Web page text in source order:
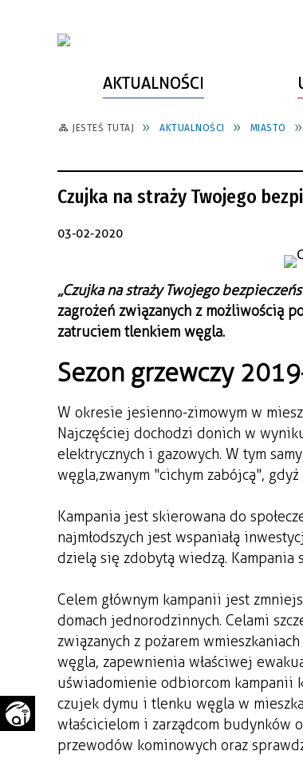
AKTUALNOŚCI
WŁADZE MIASTA
URZĄD STANU CYWILNEGO
RADA MIEJSKA
STRATEGIE, PLANY, PROGRAMY
FUNDUSZE ZEWNĘTRZNE
INFORMACJE O MIEŚCIE
PARTNERZY, NGO
JEDNOSTKI MIEJSKIE
INWESTYCJE MIEJSKIE
POWIATOWY LIDER
PRZEDSIĘBIORCZOŚCI
WAŻNE TELEFONY
GAZETA SAMORZĄDOWA
"PSZOW.PL"
SPORT
SZLAKI TURYSTYCZNE
ZABYTKI
ZAŁATW SPRAWĘ
BEZPIECZEŃSTWO
ZWIERZĘTA W GMINIE
INFORMATOR
KOMUNIKACJA I TRANSPORT
PRZESTRZENNE
JESTEŚ TUTAJ AKTUALNOŚCI MIASTO
Czujka na straży Twojego
03-02-2020
„Czujka na straży Twojego
zagrożeń związanych z możliwością
zatruciem tlenkiem węgla.
Sezon grzewczy
W okresie jesienno-zimowym w
Najczęściej dochodzi do nich w
elektrycznych i gazowych. W tym
węgla, zwanym "cichym zabójcą",
Kampania jest skierowana do
najmłodszych jest wspaniałą
dzielą się zdobytą wiedzą. Kampania
Celem głównym kampanii jest
domach jednorodzinnych. Celami
związanych z pożarem w
węgla, zapewnienia właściwej
uświadomienie odbiorcom kampanii
czujek dymu i tlenku węgla w
właścicielom i zarządcom budynków
przewodów kominowych oraz